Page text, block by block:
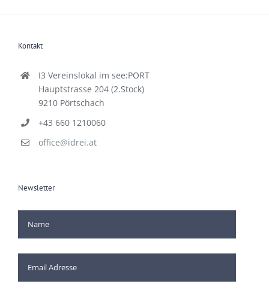
Kontakt
I3 Vereinslokal im see:PORT
Hauptstrasse 204 (2.Stock)
9210 Pörtschach
+43 660 1210060
office@idrei.at
Newsletter